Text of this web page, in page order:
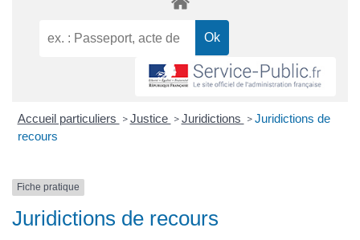
Accueil particuliers > Justice > Juridictions > Juridictions de
recours
Fiche pratique
Juridictions de recours